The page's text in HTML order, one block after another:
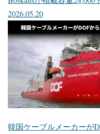
2026.05.20
韓国ケーブルメーカーが